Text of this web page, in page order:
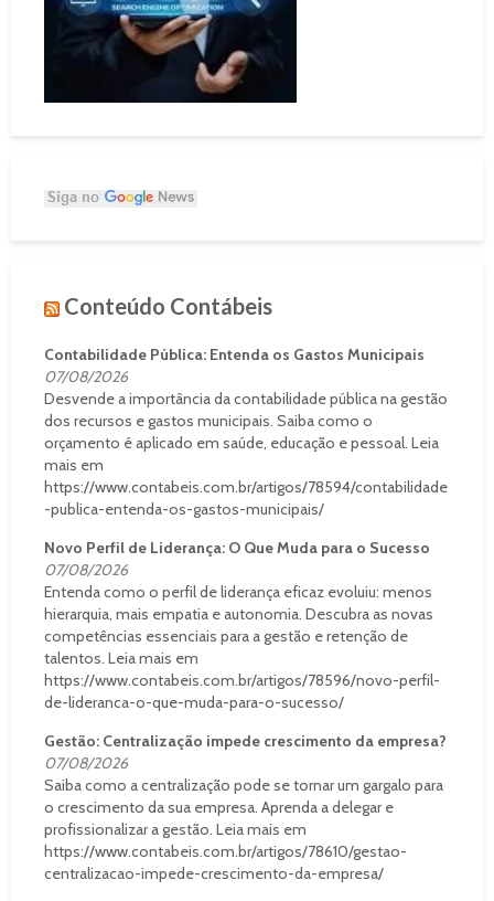
Conteúdo Contábeis
Contabilidade Pública: Entenda os Gastos Municipais
07/08/2026
Desvende a importância da contabilidade pública na gestão
dos recursos e gastos municipais. Saiba como o
orçamento é aplicado em saúde, educação e pessoal. Leia
mais em
https://www.contabeis.com.br/artigos/78594/contabilidade
-publica-entenda-os-gastos-municipais/
Novo Perfil de Liderança: O Que Muda para o Sucesso
07/08/2026
Entenda como o perfil de liderança eficaz evoluiu: menos
hierarquia, mais empatia e autonomia. Descubra as novas
competências essenciais para a gestão e retenção de
talentos. Leia mais em
https://www.contabeis.com.br/artigos/78596/novo-perfil-
de-lideranca-o-que-muda-para-o-sucesso/
Gestão: Centralização impede crescimento da empresa?
07/08/2026
Saiba como a centralização pode se tornar um gargalo para
o crescimento da sua empresa. Aprenda a delegar e
profissionalizar a gestão. Leia mais em
https://www.contabeis.com.br/artigos/78610/gestao-
centralizacao-impede-crescimento-da-empresa/